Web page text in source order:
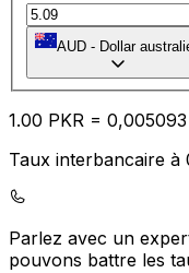
AUD - Dollar
1.00 PKR = 0,005093
Taux interbancaire à
Parlez avec un
pouvons battre les